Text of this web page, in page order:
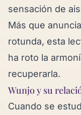
sensación de
Más que
rotunda, esta
ha roto la
recuperarla.
Wunjo y su
Cuando se